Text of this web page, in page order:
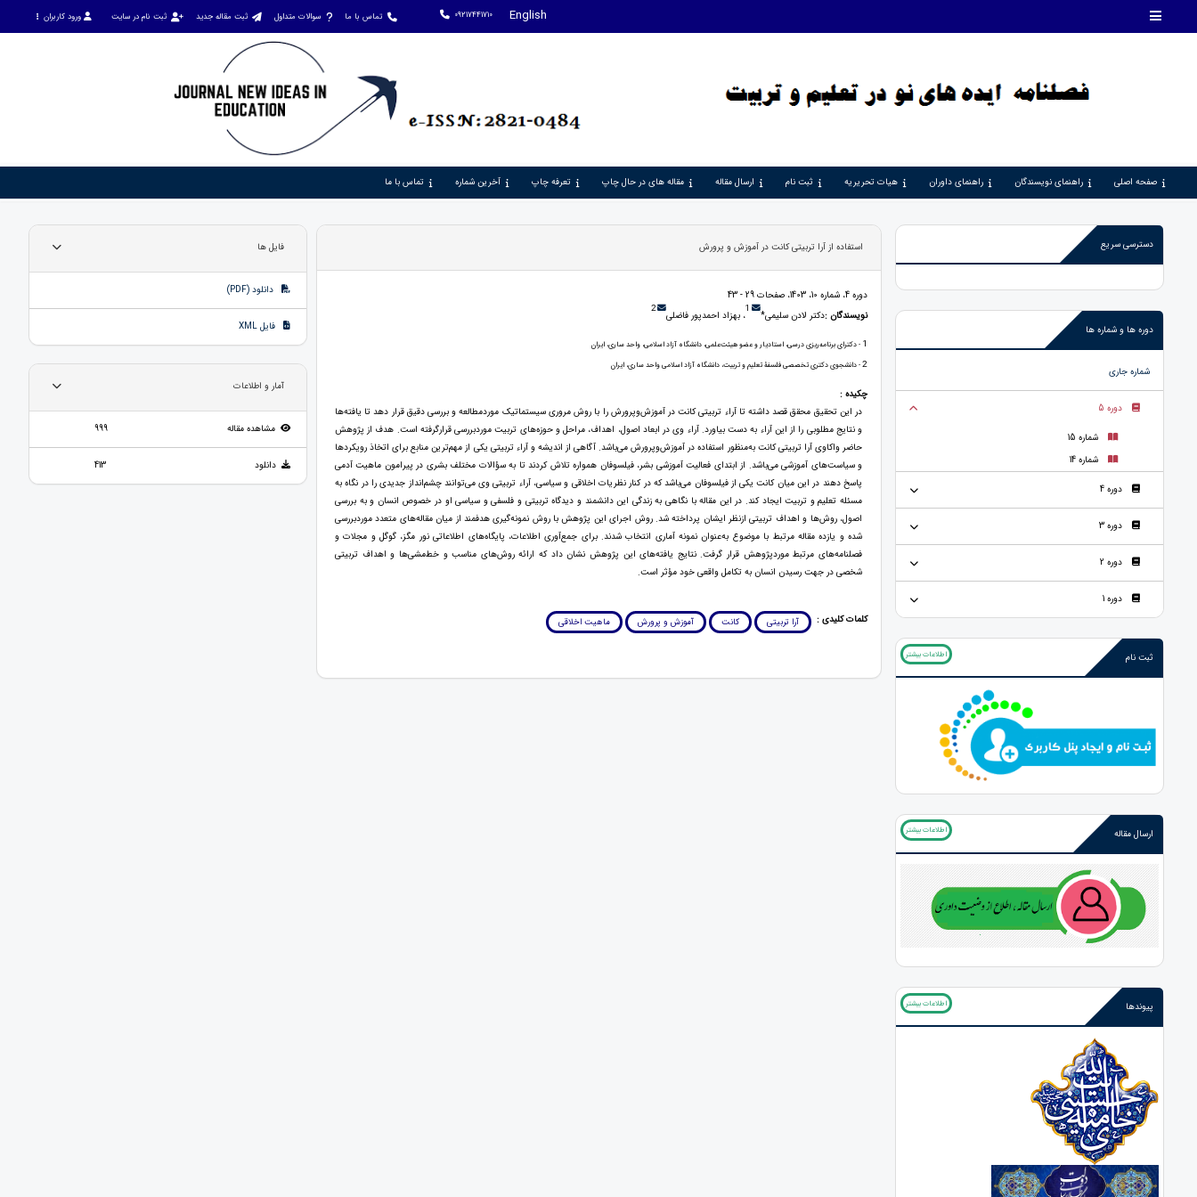
English
09217441710 تماس با ما سوالات متداول ثبت مقاله جدید ثبت نام در سایت ورود کاربران
صفحه اصلی راهنمای نویسندگان راهنمای داوران هیات تحریریه ثبت نام ارسال مقاله مقاله های در حال چاپ تعرفه چاپ آخرین شماره تماس با ما
دسترسی سریع
دوره ها و شماره ها
شماره جاری
دوره 5
شماره 15
شماره 14
دوره 4
دوره 3
دوره 2
دوره 1
ثبت نام اطلاعات بیشتر
ارسال مقاله اطلاعات بیشتر
پیوندها اطلاعات بیشتر
استفاده از آرا تربیتی کانت در آموزش و پرورش
دوره 4، شماره 10، 1403، صفحات 29 - 43
نویسندگان :دکتر لادن سلیمی* 1، بهزاد احمدپور فاضلی 2
1 - دکترای برنامه‌ریزی درسی، استادیار و عضو هیئت‌علمی، دانشگاه آزاد اسلامی، واحد ساری، ایران
2- دانشجوی دکتری تخصصی فلسفۀ تعلیم و تربیت، دانشگاه آزاد اسلامی واحد ساری، ایران
چکیده :
در این تحقیق محقق قصد داشته تا آراء تربیتی كانت در آموزش‌وپرورش را با روش مروری سیستماتیک موردمطالعه و بررسی دقیق قرار دهد تا یافته‌ها
و نتایج مطلوبی را از این آراء به دست بیاورد. آراء وی در ابعاد اصول، اهداف، مراحل و حوزه‌های تربیت موردبررسی قرارگرفته است. هدف از پژوهش
حاضر واکاوی آرا تربیتی کانت به‌منظور استفاده در آموزش‌وپرورش می‌باشد. آگاهی از اندیشه و آراء تربیتی یکی از مهم‌ترین منابع برای اتخاذ رویکردها
و سیاست‌های آموزشی می‌باشد. از ابتدای فعالیت آموزشی بشر، فیلسوفان همواره تلاش کردند تا به سؤالات مختلف بشری در پیرامون ماهیت آدمی
پاسخ دهند در این میان کانت یکی از فیلسوفان می‌باشد که در کنار نظریات اخلاقی و سیاسی، آراء تربیتی وی می‌توانند چشم‌انداز جدیدی را در نگاه به
مسئله تعلیم و تربیت ایجاد کند. در این مقاله با نگاهی به زندگی این دانشمند و دیدگاه تربیتی و فلسفی و سیاسی او در خصوص انسان و به بررسی
اصول، روش‌ها و اهداف تربیتی ازنظر ایشان پرداخته شد. روش اجرای این پژوهش با روش نمونه‌گیری هدفمند از میان مقاله‌های متعدد موردبررسی
شده و یازده مقاله مرتبط با موضوع به‌عنوان نمونه آماری انتخاب شدند. برای جمع‌آوری اطلاعات، پایگاه‌های اطلاعاتی نور مگز، گوگل و مجلات و
فصلنامه‌های مرتبط موردپژوهش قرار گرفت. نتایج یافته‌های این پژوهش نشان داد که ارائه روش‌های مناسب و خط‌مشی‌ها و اهداف تربیتی
شخصی در جهت رسیدن انسان به تکامل واقعی خود مؤثر است.
کلمات کلیدی : آرا تربیتی کانت آموزش و پرورش ماهیت اخلاقی
فایل ها
دانلود (PDF)
فایل XML
آمار و اطلاعات
مشاهده مقاله 999
دانلود 413